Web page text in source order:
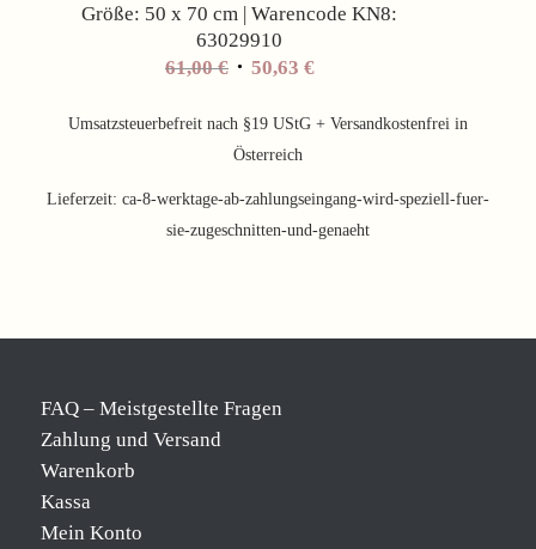
Größe: 50 x 70 cm | Warencode KN8:
63029910
61,00€ 50,63 €
Umsatzsteuerbefreit nach §19 UStG + Versandkostenfrei in
Österreich
Lieferzeit: ca-8-werktage-ab-zahlungseingang-wird-speziell-fuer-
sie-zugeschnitten-und-genaeht
FAQ – Meistgestellte Fragen
Zahlung und Versand
Warenkorb
Kassa
Mein Konto